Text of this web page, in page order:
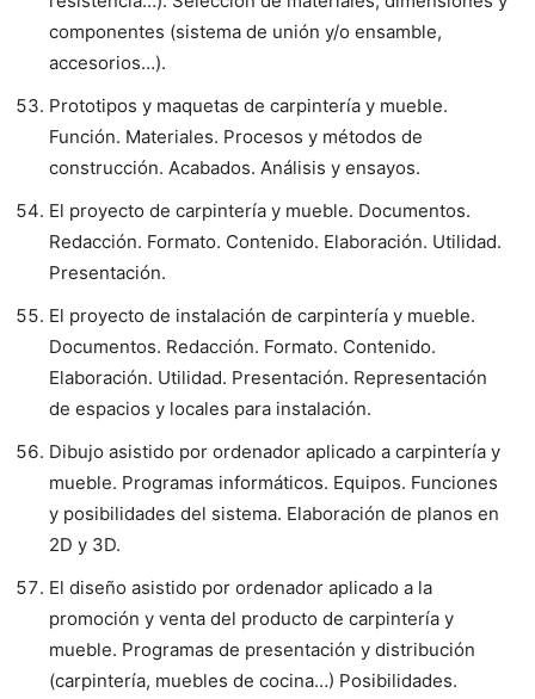
componentes (sistema de unión y/o ensamble,
accesorios…).
Prototipos y maquetas de carpintería y mueble.
Función. Materiales. Procesos y métodos de
construcción. Acabados. Análisis y ensayos.
El proyecto de carpintería y mueble. Documentos.
Redacción. Formato. Contenido. Elaboración. Utilidad.
Presentación.
El proyecto de instalación de carpintería y mueble.
Documentos. Redacción. Formato. Contenido.
Elaboración. Utilidad. Presentación. Representación
de espacios y locales para instalación.
Dibujo asistido por ordenador aplicado a carpintería y
mueble. Programas informáticos. Equipos. Funciones
y posibilidades del sistema. Elaboración de planos en
2D y 3D.
El diseño asistido por ordenador aplicado a la
promoción y venta del producto de carpintería y
mueble. Programas de presentación y distribución
(carpintería, muebles de cocina…) Posibilidades.